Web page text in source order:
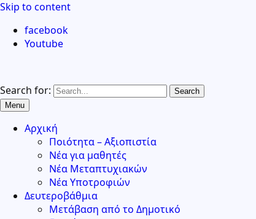
Skip to content
facebook
Youtube
Search for:
Menu
Αρχική
Ποιότητα – Αξιοπιστία
Νέα για μαθητές
Νέα Μεταπτυχιακών
Νέα Υποτροφιών
Δευτεροβάθμια
Μετάβαση από το Δημοτικό